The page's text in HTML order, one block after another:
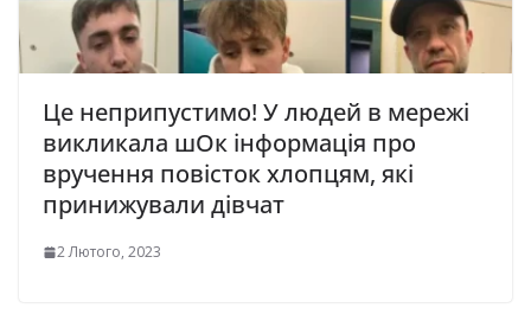
Це неприпустимо! У людей в мережі
викликала шОк інформація про
вручення повісток хлопцям, які
принижували дівчат
2 Лютого, 2023